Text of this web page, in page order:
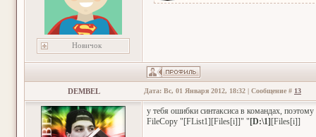
Новичок
DEMBEL Дата: Вс, 01 Января 2012, 18:32 | Сообщение # 13
у тебя ошибки синтаксиса в командах,
FileCopy "[FList1][Files[i]]" " [D:\1] [Files[i]]